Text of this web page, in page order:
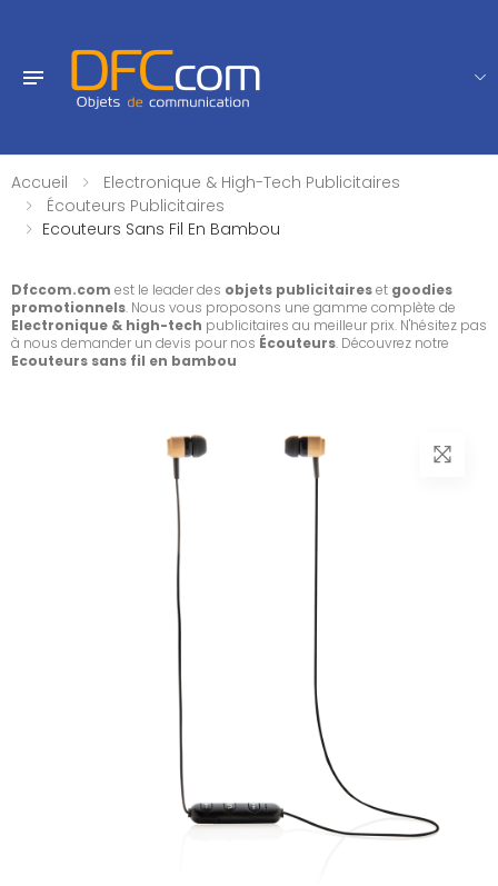
Accueil
Electronique & High-Tech Publicitaires
Écouteurs Publicitaires
Ecouteurs Sans Fil En Bambou
Dfccom.com est le leader des objets publicitaireset goodies
promotionnels. Nous vous proposons une gamme complète de
Electronique & high-tech publicitaires au meilleur prix. N'hésitez pas
à nous demander un devis pour nos Écouteurs. Découvrez notre
Ecouteurs sans fil en bambou